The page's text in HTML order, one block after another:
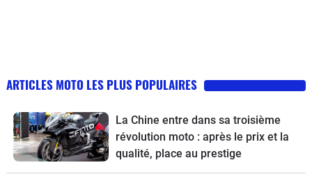
ARTICLES MOTO LES PLUS POPULAIRES
La Chine entre dans sa troisième
révolution moto : après le prix et la
qualité, place au prestige